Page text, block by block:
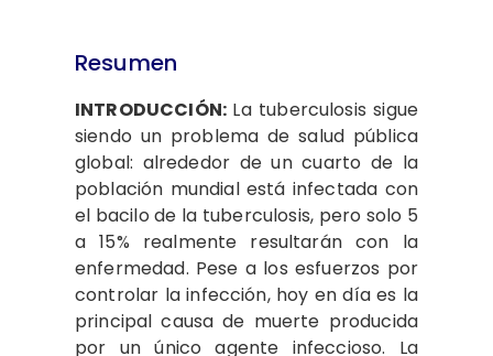
Resumen
INTRODUCCIÓN: La tuberculosis sigue
siendo un problema de salud pública
global: alrededor de un cuarto de la
población mundial está infectada con
el bacilo de la tuberculosis, pero solo 5
a 15% realmente resultarán con la
enfermedad. Pese a los esfuerzos por
controlar la infección, hoy en día es la
principal causa de muerte producida
por un único agente infeccioso. La